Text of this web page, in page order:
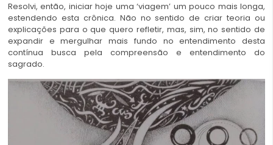
Resolvi, então, iniciar hoje uma ‘viagem’ um pouco mais longa,
estendendo esta crônica. Não no sentido de criar teoria ou
explicações para o que quero refletir, mas, sim, no sentido de
expandir e mergulhar mais fundo no entendimento desta
contínua busca pela compreensão e entendimento do
sagrado.